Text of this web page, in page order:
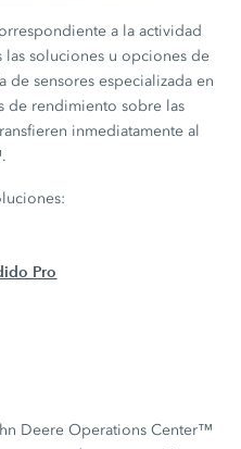
en su entorno a largo
a la actividad
las soluciones u opciones de
sensores especializada en
de rendimiento sobre las
inmediatamente al
Pro
Deere Operations Center™